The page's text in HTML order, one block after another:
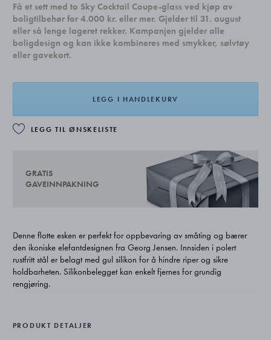
Få et sett med to Sky Cocktail Coupe-glass ved kjøp av
boligtilbehør for 4.000 kr. eller mer. Gjelder til 31. august
eller så lenge lageret rekker. Kampanjen gjelder alle
boligdesign og kan ikke kombineres med smykker, sølvtøy
eller gavekort.
LEGG I HANDLEKURV
LEGG TIL ØNSKELISTE
GRATIS
GAVEINNPAKNING
Denne flotte esken er perfekt for oppbevaring av småting og bærer
den ikoniske elefantdesignen fra Georg Jensen. Innsiden i polert
rustfritt stål er belagt med gul silikon for å hindre riper og sikre
holdbarheten. Silikonbelegget kan enkelt fjernes for grundig
rengjøring.
PRODUKT DETALJER